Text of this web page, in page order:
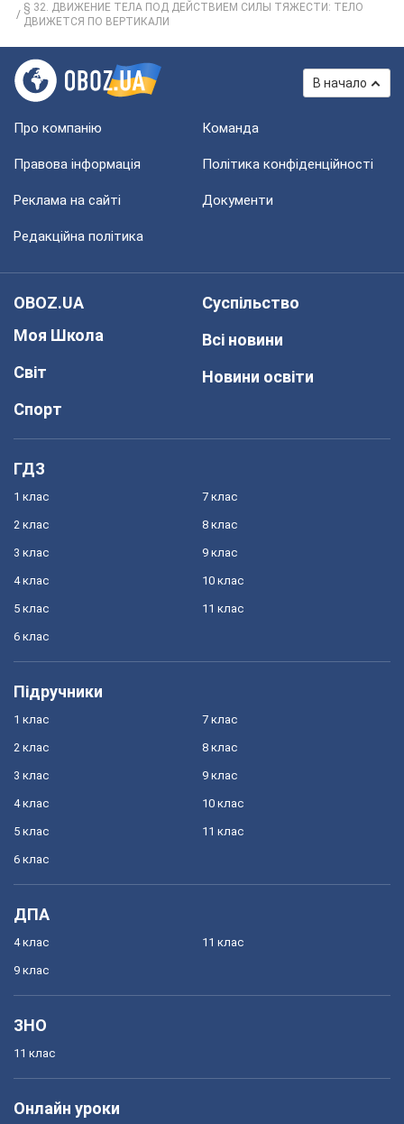
§ 32. ДВИЖЕНИЕ ТЕЛА ПОД ДЕЙСТВИЕМ СИЛЫ ТЯЖЕСТИ: ТЕЛО
ДВИЖЕТСЯ ПО ВЕРТИКАЛИ
В начало
Про компанію Команда
Правова інформація Політика конфіденційності
Реклама на сайті Документи
Редакційна політика
OBOZ.UA
Моя Школа
Світ
Спорт
Суспільство
Всі новини
Новини освіти
ГДЗ
1 клас
2 клас
3 клас
4 клас
5 клас
6 клас
7 клас
8 клас
9 клас
10 клас
11 клас
Підручники
1 клас
2 клас
3 клас
4 клас
5 клас
6 клас
7 клас
8 клас
9 клас
10 клас
11 клас
ДПА
4 клас
9 клас
11 клас
ЗНО
11 клас
Онлайн уроки